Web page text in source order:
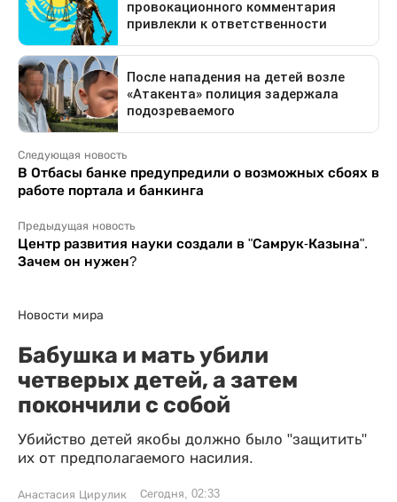
Следующая новость
В Отбасы банке предупредили о возможных сбоях в
работе портала и банкинга
Предыдущая новость
Центр развития науки создали в "Самрук-Казына".
Зачем он нужен?
Новости мира
Бабушка и мать убили
четверых детей, а затем
покончили с собой
Убийство детей якобы должно было "защитить"
их от предполагаемого насилия.
Анастасия Цирулик Сегодня, 02:33